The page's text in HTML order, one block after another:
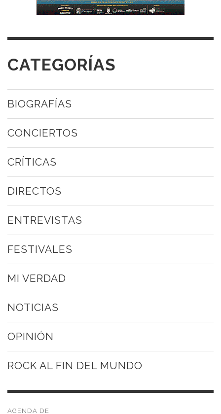
CATEGORÍAS
BIOGRAFÍAS
CONCIERTOS
CRÍTICAS
DIRECTOS
ENTREVISTAS
FESTIVALES
MI VERDAD
NOTICIAS
OPINIÓN
ROCK AL FIN DEL MUNDO